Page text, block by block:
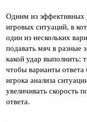
Одним из эффективных
игровых ситуаций, в
один из нескольких
подавать мяч в разные
какой удар выполнить:
чтобы варианты
игрока анализа
увеличивать скорость
ответа.